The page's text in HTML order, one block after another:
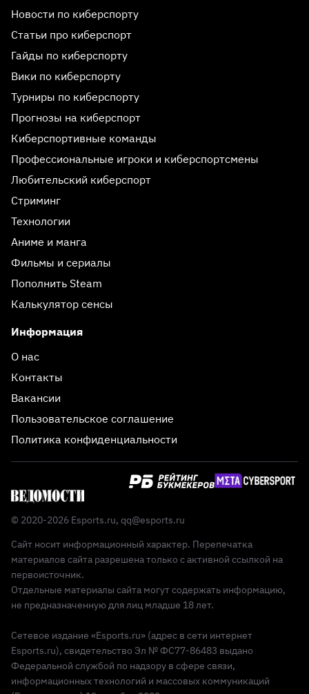
Новости по киберспорту
Статьи про киберспорт
Гайды по киберспорту
Вики по киберспорту
Турниры по киберспорту
Прогнозы на киберспорт
Киберспортивные команды
Профессиональные игроки и киберспортсмены
Любительский киберспорт
Стриминг
Технологии
Аниме и манга
Фильмы и сериалы
Пополнить Steam
Калькулятор сенсы
Информация
О нас
Контакты
Вакансии
Пользовательское соглашение
Политика конфиденциальности
© 2020-2026 Esports.ru, qq@esports.ru
Сайт носит информационный характер. Перепечатка
материалов сайта разрешена только с активной ссылкой на
первоисточник.
Отдельные материалы сайта могут содержать информацию,
не предназначенную для лиц младше 18 лет.
Сетевое издание «Esports.ru» (адрес в сети интернет
Esports.ru), свидетельство Эл № ФС77-86483 выдано
Федеральной службой по надзору в сфере связи,
информационных технологий и массовых коммуникаций